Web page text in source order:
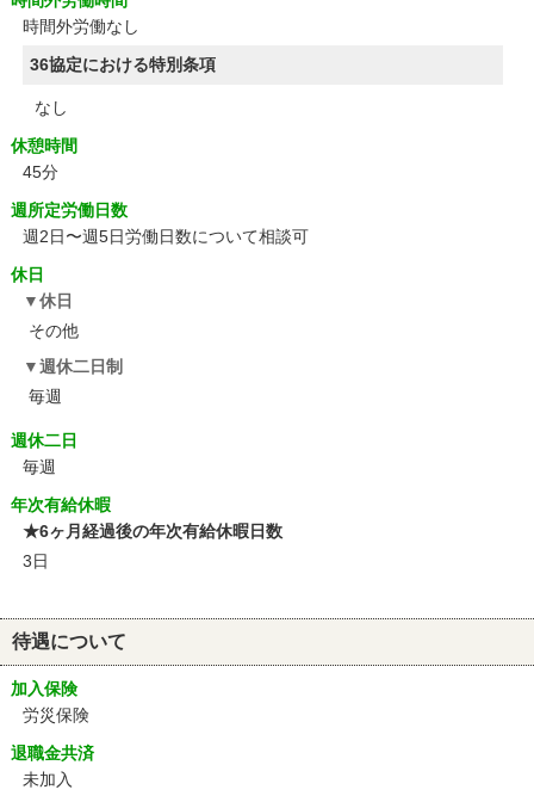
時間外労働なし
36協定における特別条項
なし
休憩時間
45分
週所定労働日数
週2日〜週5日労働日数について相談可
休日
休日
その他
週休二日制
毎週
週休二日
毎週
年次有給休暇
★6ヶ月経過後の年次有給休暇日数
3日
待遇について
加入保険
労災保険
退職金共済
未加入